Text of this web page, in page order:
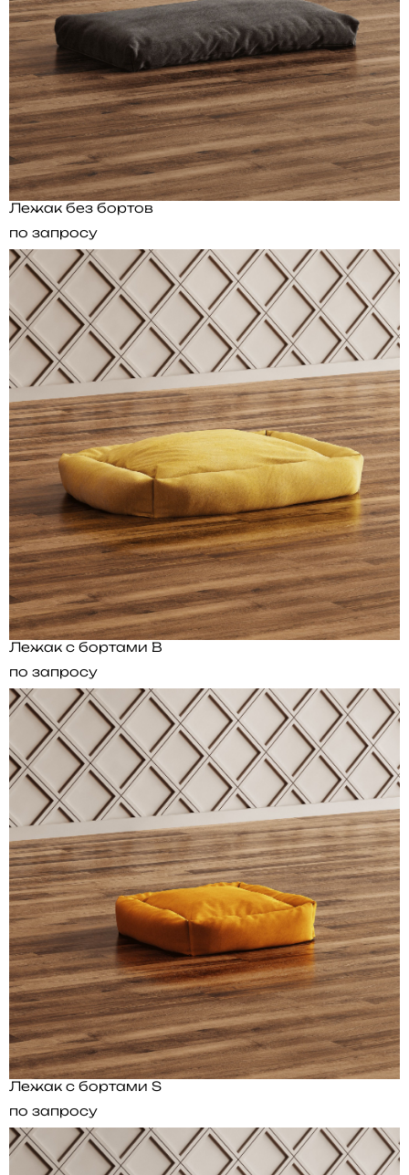
Лежак без бортов
по запросу
Лежак с бортами B
по запросу
Лежак с бортами S
по запросу